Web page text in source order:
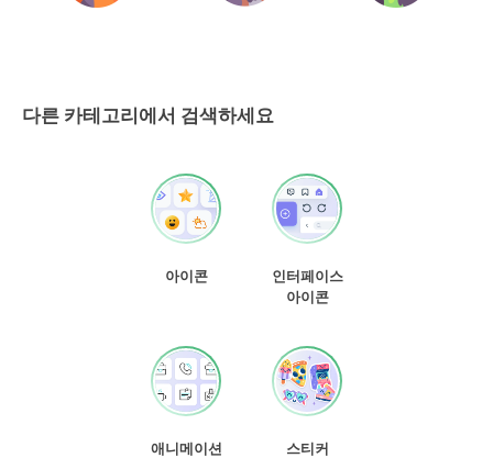
다른 카테고리에서 검색하세요
아이콘
인터페이스
아이콘
애니메이션
스티커